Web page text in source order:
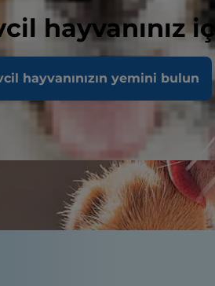
hayvanınız
hayvanınızın yemini bulun